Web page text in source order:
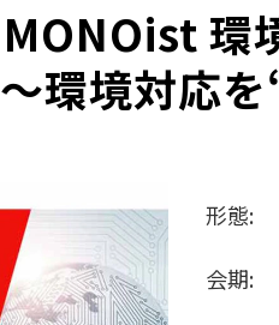
MONOist 環
～環境対応
形態:
会期: